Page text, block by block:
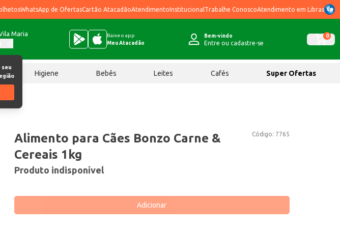
WhatsApp de OfertasCartão AtacadãoAtendimentoInstitucional Trabalhe ConoscoAtendimento em Libras
Maria
seu
Baixe o app
Meu Atacadão
Bem-vindo
Entre ou cadastre-se
0
Higiene Bebês Leites Cafés Super Ofertas
Código: 7765
Alimento para Cães Bonzo Carne &
Cereais 1kg
Produto indisponível
Adicionar